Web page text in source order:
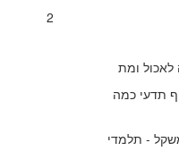
2
ומת
תדעי כמה
- תלמדי